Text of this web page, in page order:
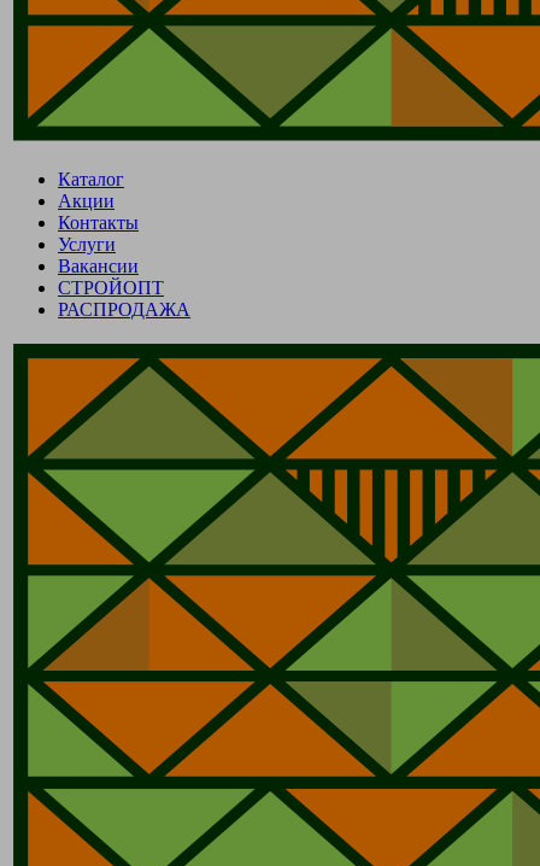
Каталог
Акции
Контакты
Услуги
Вакансии
СТРОЙОПТ
РАСПРОДАЖА